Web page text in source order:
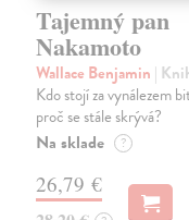
Tajemný pan
Nakamoto
Wallace Benjamin |
Kdo stojí za vynálezem
proč se stále skrývá?
Na sklade ?
26,79 €